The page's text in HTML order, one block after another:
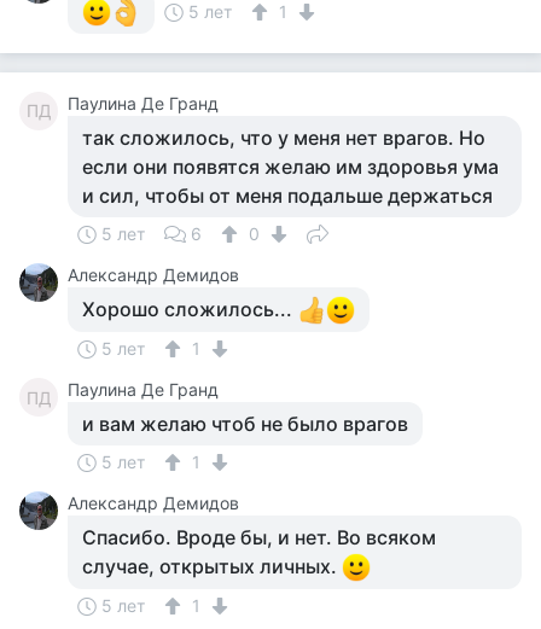
5 лет
1
ПД Паулина Де Гранд
так сложилось, что у меня нет врагов. Но
если они появятся желаю им здоровья ума
и сил, чтобы от меня подальше держаться
5 лет 6
0
Александр Демидов
Хорошо сложилось...
5 лет 1
ПД Паулина Де Гранд
и вам желаю чтоб не было врагов
5 лет
1
Александр Демидов
Спасибо. Вроде бы, и нет. Во всяком
случае, открытых личных.
5 лет 1